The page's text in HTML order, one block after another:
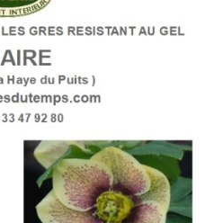
limaces
écologique
Les animaux du